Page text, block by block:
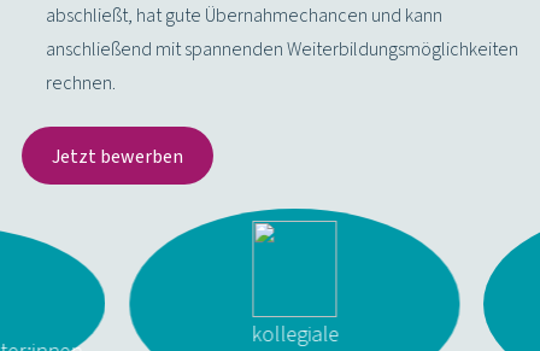
abschließt, hat gute Übernahmechancen und kann
anschließend mit spannenden Weiterbildungsmöglichkeiten
rechnen.
Jetzt bewerben
kollegiale